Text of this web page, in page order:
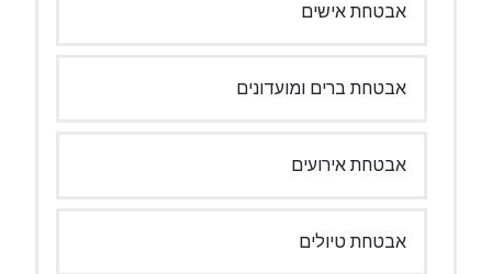
אבטחת אישים
אבטחת ברים ומועדונים
אבטחת אירועים
אבטחת טיולים